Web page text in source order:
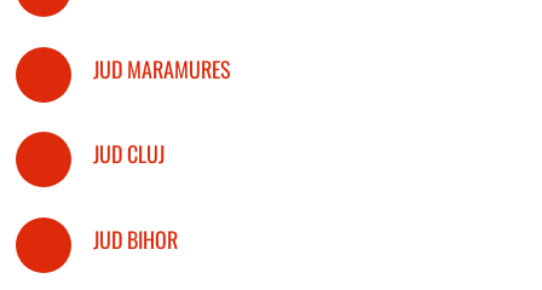
JUD MARAMURES
JUD CLUJ
JUD BIHOR